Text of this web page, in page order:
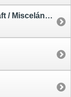
La Vida Privada de H. P. Lovecraft / Miscelánea I